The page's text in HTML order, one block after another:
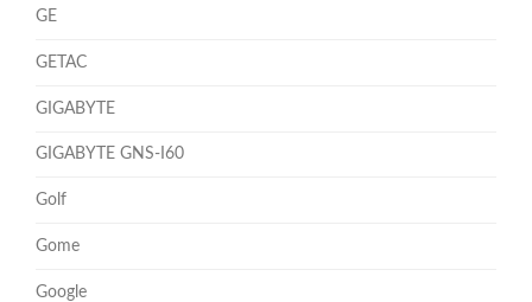
GE
GETAC
GIGABYTE
GIGABYTE GNS-I60
Golf
Gome
Google